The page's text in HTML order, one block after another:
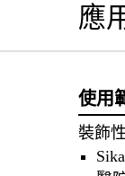
應
使用
裝飾